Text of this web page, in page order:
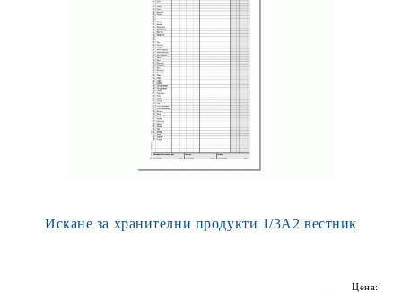
Искане за хранителни продукти 1/3А2 вестник
Цена: